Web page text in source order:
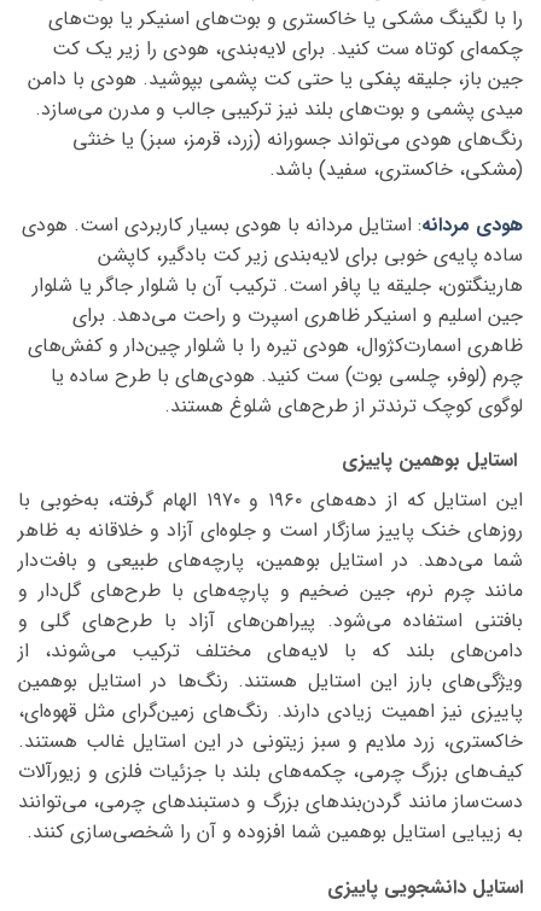
را با لگینگ مشکی یا خاکستری و بوت‌های اسنیکر یا بوت‌های
چکمه‌ای کوتاه ست کنید. برای لایه‌بندی، هودی را زیر یک کت
جین باز، جلیقه پفکی یا حتی کت پشمی بپوشید. هودی با دامن
میدی پشمی و بوت‌های بلند نیز ترکیبی جالب و مدرن می‌سازد.
رنگ‌های هودی می‌تواند جسورانه (زرد، قرمز، سبز) یا خنثی
(مشکی، خاکستری، سفید) باشد.
هودی مردانه: استایل مردانه با هودی بسیار کاربردی است. هودی
ساده پایه‌ی خوبی برای لایه‌بندی زیر کت بادگیر، کاپشن
هارینگتون، جلیقه یا پافر است. ترکیب آن با شلوار جاگر یا شلوار
جین اسلیم و اسنیکر ظاهری اسپرت و راحت می‌دهد. برای
ظاهری اسمارت‌کژوال، هودی تیره را با شلوار چین‌دار و کفش‌های
چرم (لوفر، چلسی بوت) ست کنید. هودی‌های با طرح ساده یا
لوگوی کوچک ترندتر از طرح‌های شلوغ هستند.
استایل بوهمین پاییزی
این استایل که از دهه‌های ۱۹۶۰ و ۱۹۷۰ الهام گرفته، به‌خوبی با
روزهای خنک پاییز سازگار است و جلوه‌ای آزاد و خلاقانه به ظاهر
شما می‌دهد. در استایل بوهمین، پارچه‌های طبیعی و بافت‌دار
مانند چرم نرم، جین ضخیم و پارچه‌های با طرح‌های گل‌دار و
بافتنی استفاده می‌شود. پیراهن‌های آزاد با طرح‌های گلی و
دامن‌های بلند که با لایه‌های مختلف ترکیب می‌شوند، از
ویژگی‌های بارز این استایل هستند. رنگ‌ها در استایل بوهمین
پاییزی نیز اهمیت زیادی دارند. رنگ‌های زمین‌گرای مثل قهوه‌ای،
خاکستری، زرد ملایم و سبز زیتونی در این استایل غالب هستند.
کیف‌های بزرگ چرمی، چکمه‌های بلند با جزئیات فلزی و زیورآلات
دست‌ساز مانند گردن‌بندهای بزرگ و دستبندهای چرمی، می‌توانند
به زیبایی استایل بوهمین شما افزوده و آن را شخصی‌سازی کنند.
استایل دانشجویی پاییزی